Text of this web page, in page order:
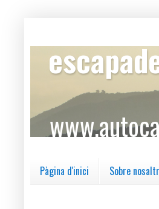
Pàgina d'inici Sobre